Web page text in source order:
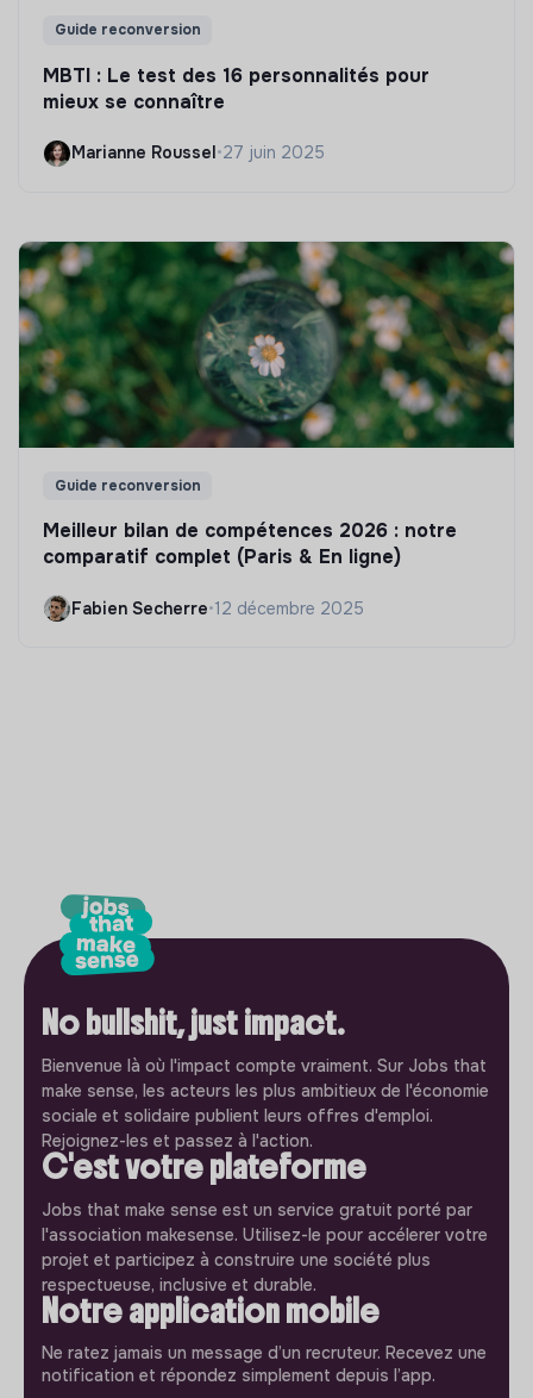
Guide reconversion
MBTI : Le test des 16 personnalités pour
mieux se connaître
Marianne Roussel•27 juin 2025
Guide reconversion
Meilleur bilan de compétences 2026 : notre
comparatif complet (Paris & En ligne)
Fabien Secherre•12 décembre 2025
No bullshit, just impact.
Bienvenue là où l'impact compte vraiment. Sur Jobs that
make sense, les acteurs les plus ambitieux de l'économie
sociale et solidaire publient leurs offres d'emploi.
Rejoignez-les et passez à l'action.
C'est votre plateforme
Jobs that make sense est un service gratuit porté par
l'association makesense. Utilisez-le pour accélerer votre
projet et participez à construire une société plus
respectueuse, inclusive et durable.
Notre application mobile
Ne ratez jamais un message d’un recruteur. Recevez une
notification et répondez simplement depuis l’app.